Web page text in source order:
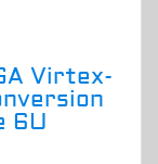
Virtex-
6U